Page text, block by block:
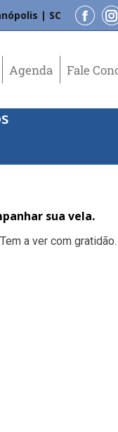
| SC
Agenda Fale
sua vela.
a ver com gratidão.